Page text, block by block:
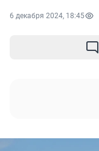
6 декабря 2024, 18:45